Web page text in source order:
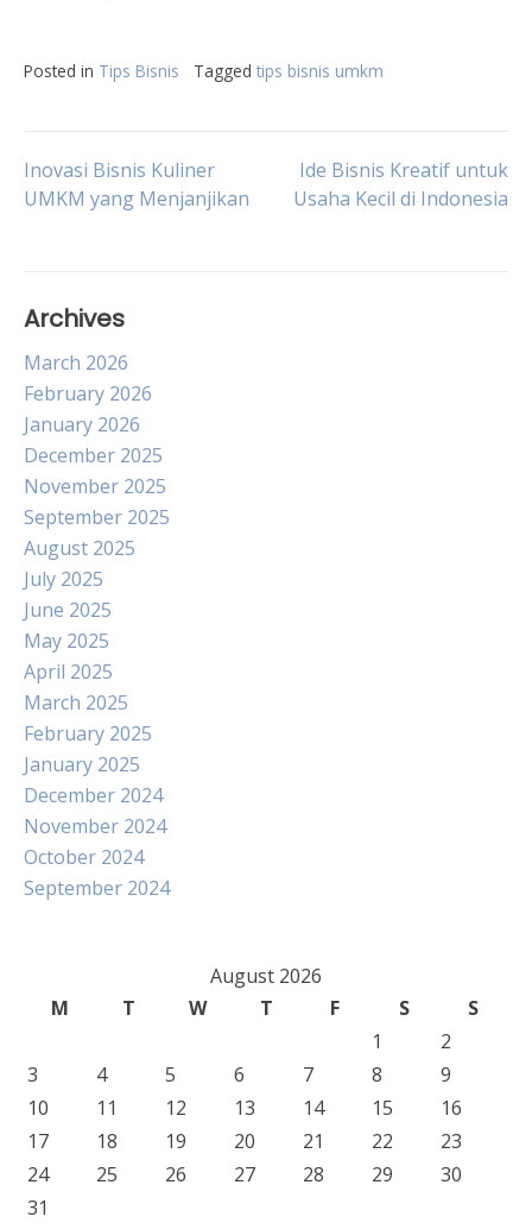
Posted in Tips Bisnis Tagged tips bisnis umkm
Post
Inovasi Bisnis Kuliner
UMKM yang Menjanjikan
Ide Bisnis Kreatif untuk
Usaha Kecil di Indonesia
Archives
March 2026
February 2026
January 2026
December 2025
November 2025
September 2025
August 2025
July 2025
June 2025
May 2025
April 2025
March 2025
February 2025
January 2025
December 2024
November 2024
October 2024
September 2024
August 2026
M
T W T F S
S
1
2
3
4 5 6 7 8
9
10
11 12 13 14 15
16
17
18 19 20 21 22
23
24
25 26 27 28 29
30
31